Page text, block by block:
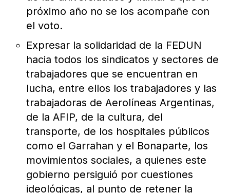
próximo año no se los acompañe con
el voto.
Expresar la solidaridad de la FEDUN
hacia todos los sindicatos y sectores de
trabajadores que se encuentran en
lucha, entre ellos los trabajadores y las
trabajadoras de Aerolíneas Argentinas,
de la AFIP, de la cultura, del
transporte, de los hospitales públicos
como el Garrahan y el Bonaparte, los
movimientos sociales, a quienes este
gobierno persiguió por cuestiones
ideológicas, al punto de retener la